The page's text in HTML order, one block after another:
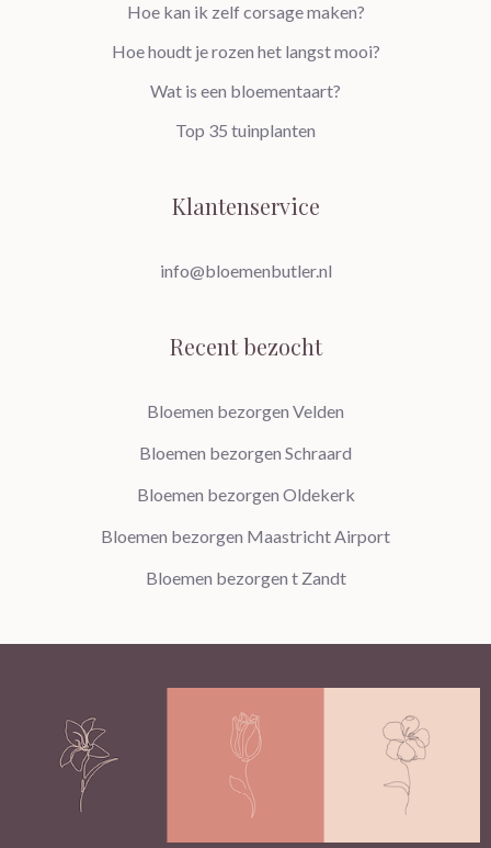
Hoe kan ik zelf corsage maken?
Hoe houdt je rozen het langst mooi?
Wat is een bloementaart?
Top 35 tuinplanten
Klantenservice
info@bloemenbutler.nl
Recent bezocht
Bloemen bezorgen Velden
Bloemen bezorgen Schraard
Bloemen bezorgen Oldekerk
Bloemen bezorgen Maastricht Airport
Bloemen bezorgen t Zandt